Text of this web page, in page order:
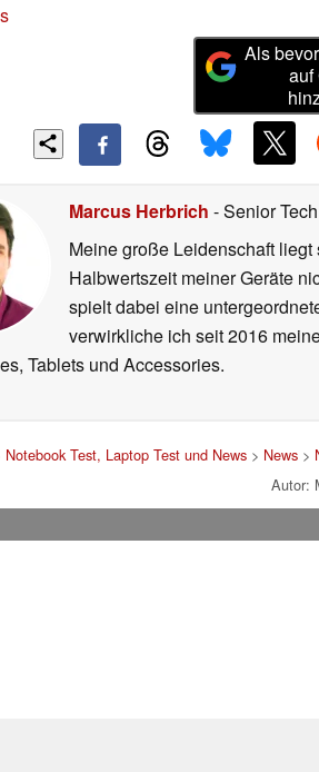
Als
auf
Marcus Herbrich - Senior
Meine große Leidenschaft
Halbwertszeit meiner Geräte
spielt dabei eine
verwirkliche ich seit 2016
Tablets und Accessories.
Notebook Test, Laptop Test und News> News>
Autor: